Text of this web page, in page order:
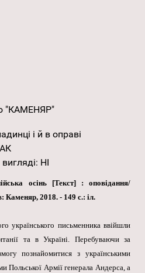
"КАМЕНЯР"
і й в оправі
: НІ
осінь [Текст] : оповідання/
Каменяр, 2018. - 149 с.: іл.
українського письменника ввійшли
та в Україні. Перебуваючи за
познайомитися з українськими
Польської Армії генерала Андерса, а